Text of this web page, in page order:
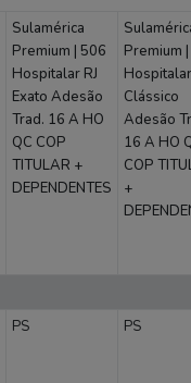
Sulamérica
Premium | 506
Hospitalar RJ
Exato Adesão
Trad. 16 A HO
QC COP
TITULAR +
DEPENDENTES
Premium
Clássico
Adesão
16 A HO
COP
+
PS PS